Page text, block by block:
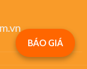
BÁO GIÁ